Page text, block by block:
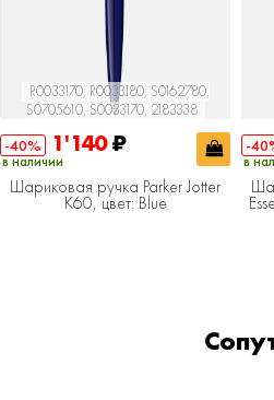
R0033170, R0033180, S0162780,
S0705610, S0033170, 2183338
-40% 1'140₽
в наличии
Шариковая ручка Parker Jotter
K60, цвет: Blue
-
в